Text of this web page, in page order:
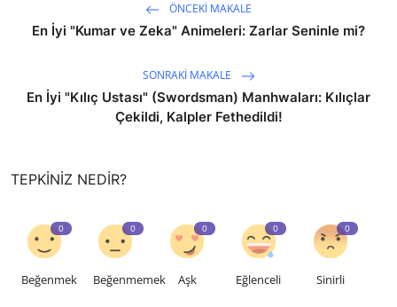
ÖNCEKI MAKALE
En İyi "Kumar ve Zeka" Animeleri: Zarlar Seninle mi?
SONRAKI MAKALE
En İyi "Kılıç Ustası" (Swordsman) Manhwaları: Kılıçlar
Çekildi, Kalpler Fethedildi!
TEPKINIZ NEDIR?
0
Beğenmek
0
Beğenmemek
0
Aşk
0
Eğlenceli
0
Sinirli